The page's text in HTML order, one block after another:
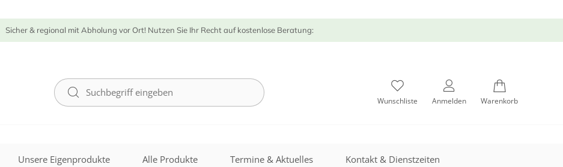
Sicher & regional mit Abholung vor Ort! Nutzen Sie Ihr Recht auf kostenlose Beratung:
Wunschliste Anmelden Warenkorb
Unsere Eigenprodukte Alle Produkte Termine & Aktuelles Kontakt & Dienstzeiten